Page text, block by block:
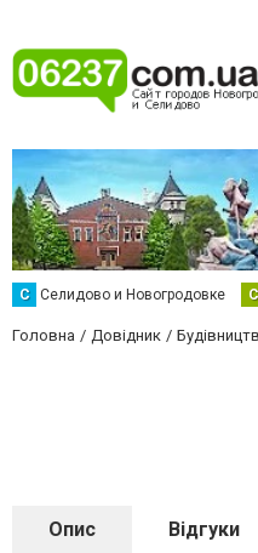
С Селидово и Новогродовке С
Головна Довідник
Опис Відгуки